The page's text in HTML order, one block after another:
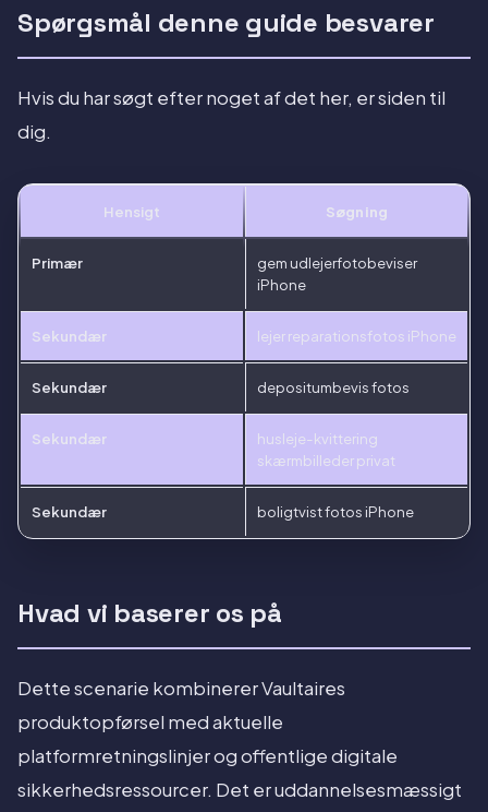
Spørgsmål denne guide besvarer
Hvis du har søgt efter noget af det her, er siden til
dig.
Hensigt Søgning
Primær
gem udlejerfotobeviser
iPhone
Sekundær lejer reparationsfotos iPhone
Sekundær depositumbevis fotos
Sekundær
husleje-kvittering
skærmbilleder privat
Sekundær boligtvist fotos iPhone
Hvad vi baserer os på
Dette scenarie kombinerer Vaultaires
produktopførsel med aktuelle
platformretningslinjer og offentlige digitale
sikkerhedsressourcer. Det er uddannelsesmæssigt